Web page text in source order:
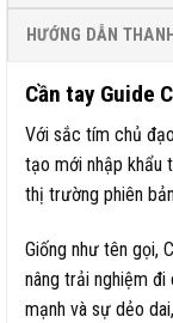
HƯỚNG DẪN
Cần tay Guide
Với sắc tím chủ
tạo mới nhập khẩu
thị trường phiên
Giống như tên gọi,
nâng trải nghiệm
mạnh và sự dẻo